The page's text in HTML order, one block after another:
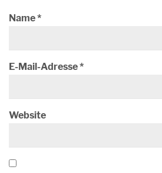
Name*
E-Mail-Adresse*
Website